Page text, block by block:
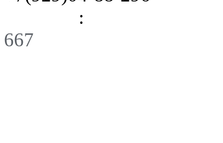
:
667